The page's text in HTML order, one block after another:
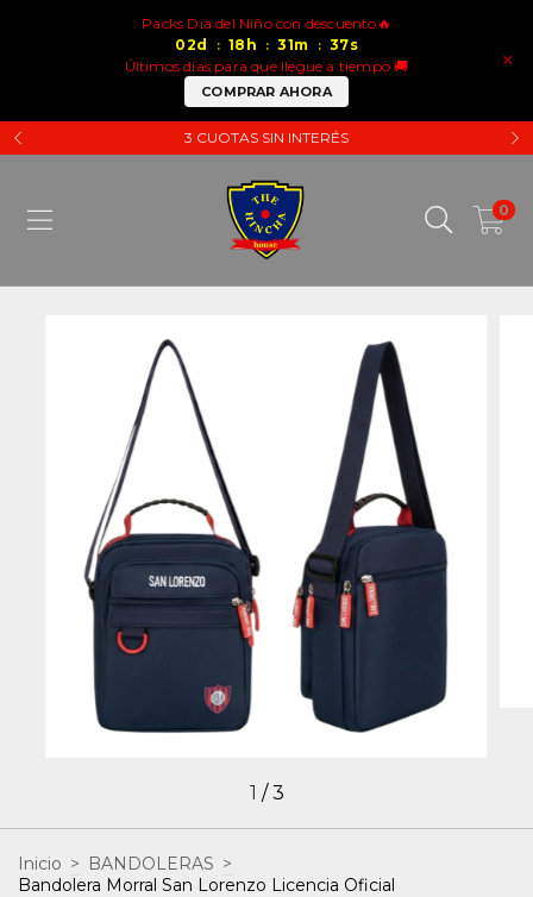
×
Packs Dia del Niño con descuento🔥
02d : 18 h : 31m : 37s
Últimos días para que llegue a tiempo 🚚
COMPRAR AHORA
3 CUOTAS SIN INTERÉS
0
1 /3
Inicio > BANDOLERAS >
Bandolera Morral San Lorenzo Licencia Oficial